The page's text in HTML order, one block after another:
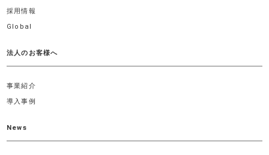
採用情報
Global
法人のお客様へ
事業紹介
導入事例
News